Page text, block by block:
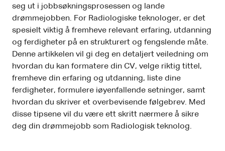
seg ut i jobbsøkningsprosessen og lande
drømmejobben. For Radiologiske teknologer, er det
spesielt viktig å fremheve relevant erfaring, utdanning
og ferdigheter på en strukturert og fengslende måte.
Denne artikkelen vil gi deg en detaljert veiledning om
hvordan du kan formatere din CV, velge riktig tittel,
fremheve din erfaring og utdanning, liste dine
ferdigheter, formulere iøyenfallende setninger, samt
hvordan du skriver et overbevisende følgebrev. Med
disse tipsene vil du være ett skritt nærmere å sikre
deg din drømmejobb som Radiologisk teknolog.